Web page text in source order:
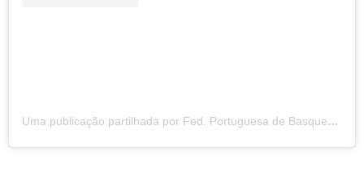
Uma publicação partilhada por Fed. Portuguesa de Basquetebol (@fpbasquetebol)